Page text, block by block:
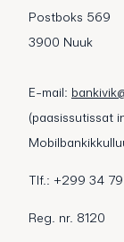
Postboks 569
3900 Nuuk
E-mail:
(paasissutissat
Tlf.: +299 34
Reg. nr. 8120